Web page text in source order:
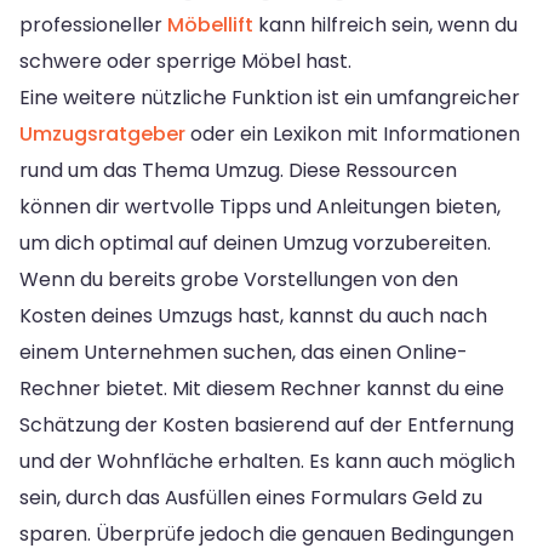
professioneller Möbellift kann hilfreich sein, wenn du
schwere oder sperrige Möbel hast.
Eine weitere nützliche Funktion ist ein umfangreicher
Umzugsratgeberoder ein Lexikon mit Informationen
rund um das Thema Umzug. Diese Ressourcen
können dir wertvolle Tipps und Anleitungen bieten,
um dich optimal auf deinen Umzug vorzubereiten.
Wenn du bereits grobe Vorstellungen von den
Kosten deines Umzugs hast, kannst du auch nach
einem Unternehmen suchen, das einen Online-
Rechner bietet. Mit diesem Rechner kannst du eine
Schätzung der Kosten basierend auf der Entfernung
und der Wohnfläche erhalten. Es kann auch möglich
sein, durch das Ausfüllen eines Formulars Geld zu
sparen. Überprüfe jedoch die genauen Bedingungen